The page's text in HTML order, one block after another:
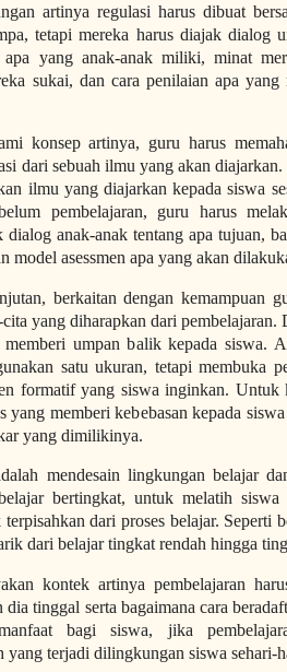
artinya regulasi harus dibuat
tetapi mereka harus diajak dialog
apa yang anak-anak miliki, minat
sukai, dan cara penilaian apa
konsep artinya, guru harus
dari sebuah ilmu yang akan
ilmu yang diajarkan kepada siswa
pembelajaran, guru harus
dialog anak-anak tentang apa tujuan,
model asessmen apa yang akan
berkaitan dengan kemampuan
yang diharapkan dari pembelajaran.
umpan balik kepada siswa.
satu ukuran, tetapi membuka
formatif yang siswa inginkan. Untuk
yang memberi kebebasan kepada
yang dimilikinya.
mendesain lingkungan belajar
bertingkat, untuk melatih siswa
dari proses belajar. Seperti
dari belajar tingkat rendah hingga
kontek artinya pembelajaran
tinggal serta bagaimana cara
bagi siswa, jika
yang terjadi dilingkungan siswa sehari-